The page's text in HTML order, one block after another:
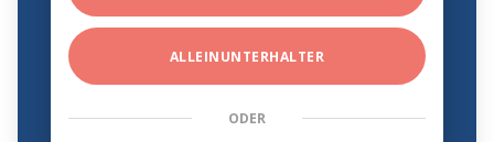
ALLEINUNTERHALTER
ODER